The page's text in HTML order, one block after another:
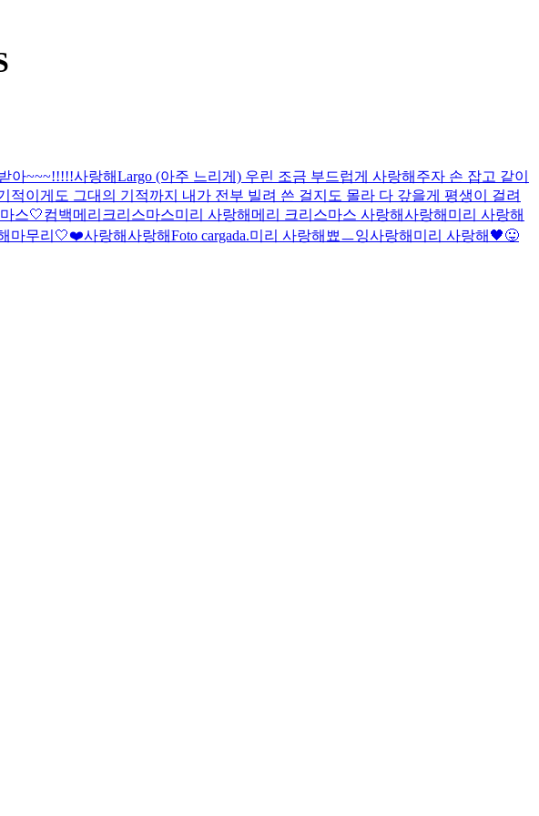
아~~~!!!!!사랑해Largo (아주 느리게) 우린 조금 부드럽게 사랑해주자 손 잡고 같이
이게도 그대의 기적까지 내가 전부 빌려 쓴 걸지도 몰라 다 갚을게 평생이 걸려
스🤍컴백메리크리스마스미리 사랑해 메리 크리스마스 사랑해사랑해 미리 사랑해
마무리🤍❤️사랑해사랑해Foto cargada.미리 사랑해 뾰ㅡ잉사랑해 미리 사랑해 🖤😛